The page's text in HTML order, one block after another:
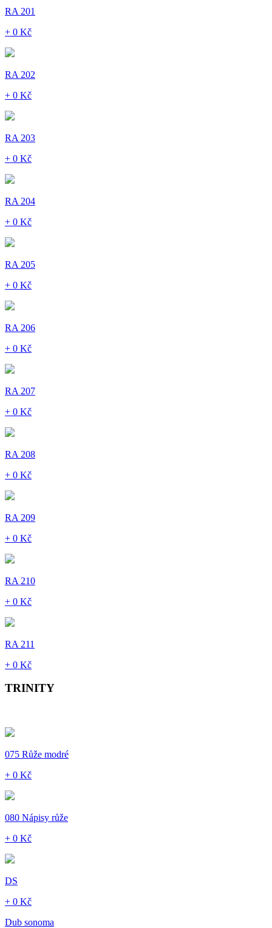
RA 201
+ 0 Kč
RA 202
+ 0 Kč
RA 203
+ 0 Kč
RA 204
+ 0 Kč
RA 205
+ 0 Kč
RA 206
+ 0 Kč
RA 207
+ 0 Kč
RA 208
+ 0 Kč
RA 209
+ 0 Kč
RA 210
+ 0 Kč
RA 211
+ 0 Kč
TRINITY
075 Růže modré
+ 0 Kč
080 Nápisy růže
+ 0 Kč
DS
+ 0 Kč
Dub sonoma